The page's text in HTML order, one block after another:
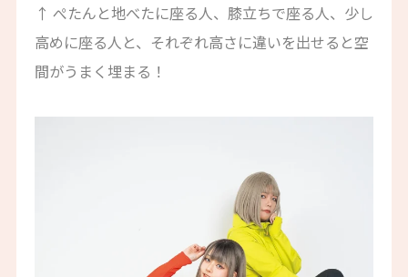
↑ ぺたんと地べたに座る人、膝立ちで座る人、少し
高めに座る人と、それぞれ高さに違いを出せると空
間がうまく埋まる！